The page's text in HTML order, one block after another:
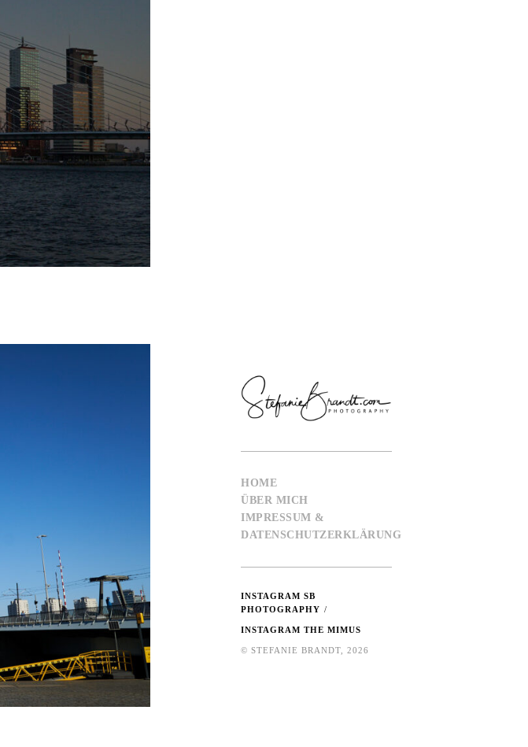
HOME
ÜBER MICH
IMPRESSUM &
DATENSCHUTZERKLÄRUNG
INSTAGRAM SB
PHOTOGRAPHY
INSTAGRAM THE MIMUS
© STEFANIE BRANDT, 2026